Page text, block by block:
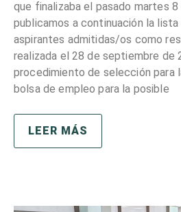
que finalizaba el pasado martes
publicamos a continuación la
aspirantes admitidas/os como
realizada el 28 de septiembre de
procedimiento de selección para
bolsa de empleo para la posible
LEER MÁS